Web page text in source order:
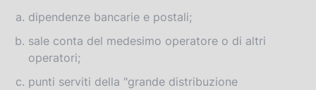
dipendenze bancarie e postali;
sale conta del medesimo operatore o di altri
operatori;
punti serviti della "grande distribuzione